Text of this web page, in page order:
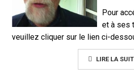
Pour
et à ses
veuillez cliquer sur le lien ci-
LIRE LA